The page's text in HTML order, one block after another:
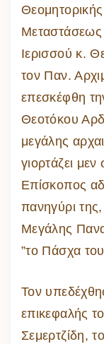
Μεταστάσεως
Ιερισσού κ.
τον Παν.
επεσκέφθη
Θεοτόκου
μεγάλης
γιορτάζει
Επίσκοπος
πανηγύρι
Μεγάλης
”το Πάσχα του
Τον
επικεφαλής
Σεμερτζίδη,